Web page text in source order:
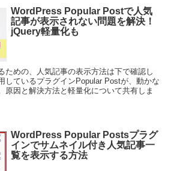
WordPress Popular Postで人気
記事が表示されない問題を解決！
jQuery軽量化も
ための、人気記事の表示方法は下で確認し
しているプラグインPopular Postが、動かな
原因と解決方法と軽量化について共有しま
WordPress Popular Postsプラグ
インでサムネイル付き人気記事一
覧を表示する方法